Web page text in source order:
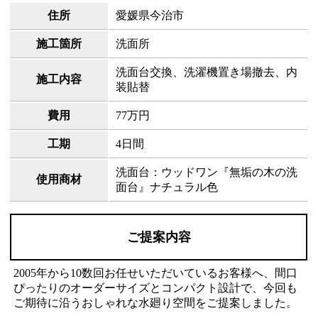
住所 愛媛県今治市
施工箇所 洗面所
施工内容
洗面台交換、洗濯機置き場撤去、内
装貼替
費用 77万円
工期 4日間
使用商材
洗面台：ウッドワン『無垢の木の洗
面台』ナチュラル色
ご提案内容
2005年から10数回お任せいただいているお客様へ、間口
ぴったりのオーダーサイズとコンパクト設計で、今回も
ご期待に沿うおしゃれな水廻り空間をご提案しました。